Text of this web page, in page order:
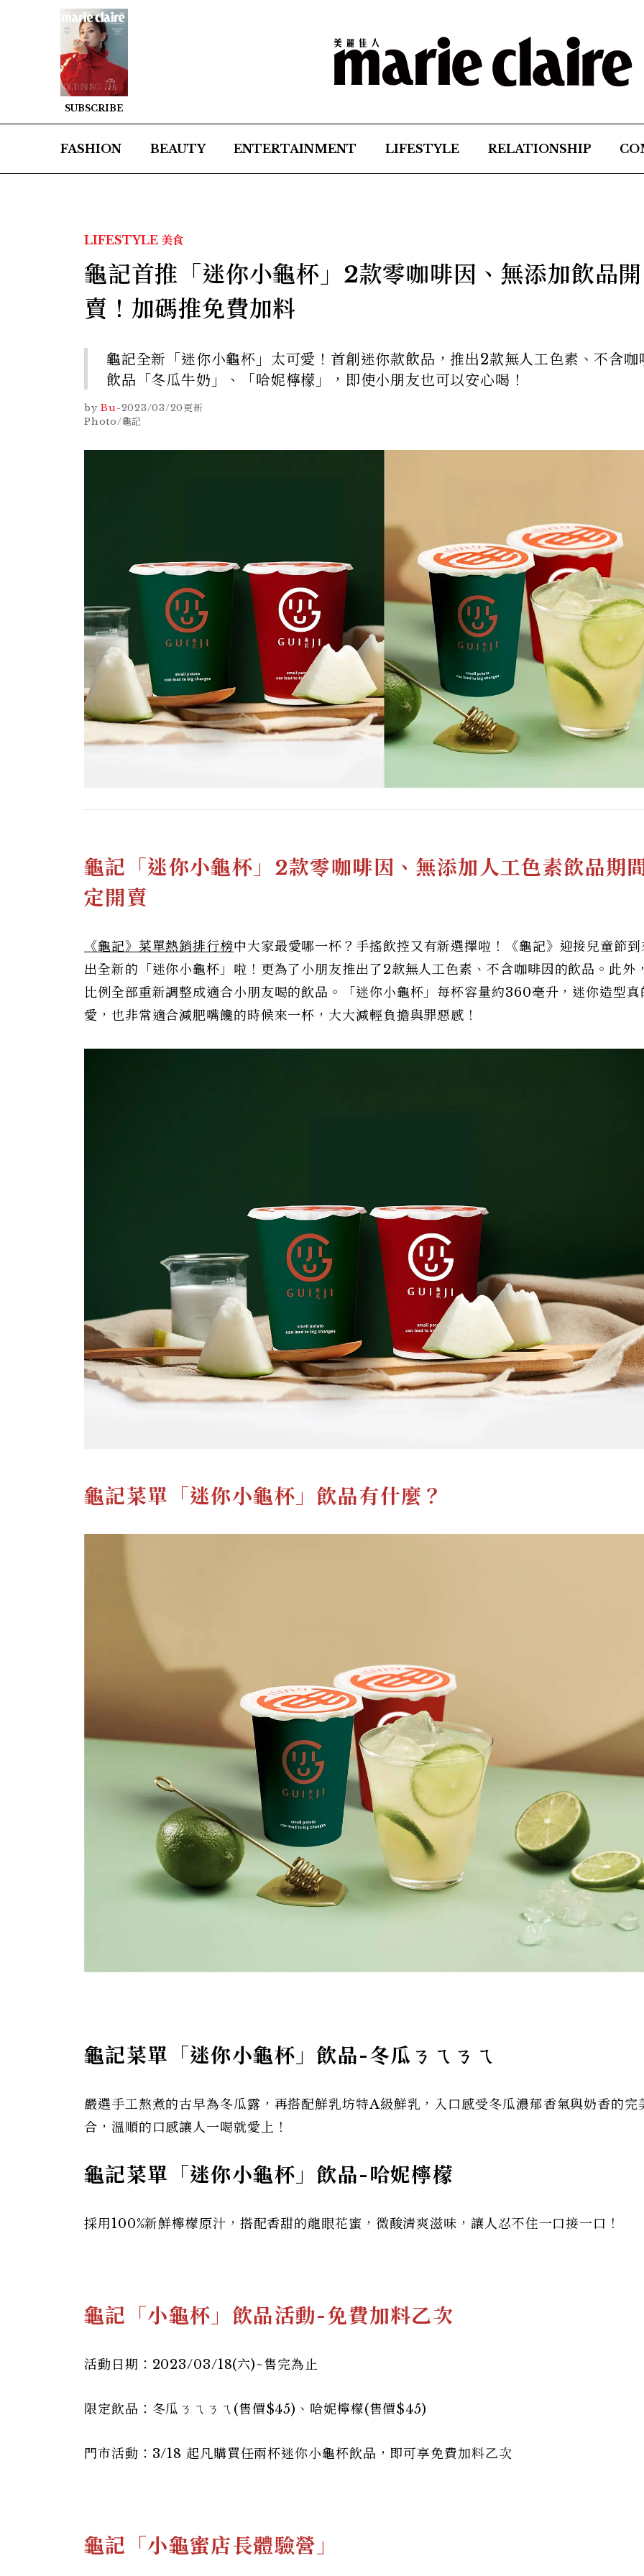
SUBSCRIBE
FASHION BEAUTY ENTERTAINMENT LIFESTYLE RELATIONSHIP
LIFESTYLE 美食
龜記首推「迷你小龜杯」2款零咖啡因、無添加飲品開
賣！加碼推免費加料
龜記全新「迷你小龜杯」太可愛！首創迷你款飲品，推出2款無人工色素、不含咖
飲品「冬瓜牛奶」、「哈妮檸檬」，即使小朋友也可以安心喝！
by Bu-2023/03/20更新
Photo/龜記
龜記「迷你小龜杯」2款零咖啡因、無添加人工色素飲品期
定開賣
《龜記》菜單熱銷排行榜中大家最愛哪一杯？手搖飲控又有新選擇啦！《龜記》迎接兒童節
出全新的「迷你小龜杯」啦！更為了小朋友推出了2款無人工色素、不含咖啡因的飲品。此外
比例全部重新調整成適合小朋友喝的飲品。「迷你小龜杯」每杯容量約360毫升，迷你造型真
愛，也非常適合減肥嘴饞的時候來一杯，大大減輕負擔與罪惡感！
龜記菜單「迷你小龜杯」飲品有什麼？
龜記菜單「迷你小龜杯」飲品-冬瓜ㄋㄟㄋㄟ
嚴選手工熬煮的古早為冬瓜露，再搭配鮮乳坊特A級鮮乳，入口感受冬瓜濃郁香氣與奶香的完
合，溫順的口感讓人一喝就愛上！
龜記菜單「迷你小龜杯」飲品-哈妮檸檬
採用100%新鮮檸檬原汁，搭配香甜的龍眼花蜜，微酸清爽滋味，讓人忍不住一口接一口！
龜記「小龜杯」飲品活動-免費加料乙次
活動日期：2023/03/18(六)~售完為止
限定飲品：冬瓜ㄋㄟㄋㄟ(售價$45)、哈妮檸檬(售價$45)
門市活動：3/18 起凡購買任兩杯迷你小龜杯飲品，即可享免費加料乙次
龜記「小龜蜜店長體驗營」